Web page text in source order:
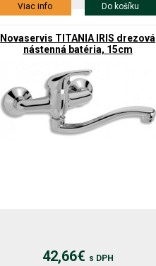
Viac info Do košíku
Novaservis TITANIA IRIS drezová
nástenná batéria, 15cm
42,66€ s DPH